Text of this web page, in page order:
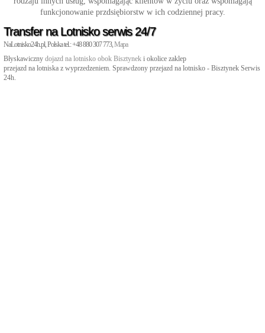
funkcjonowanie przdsiębiorstw w ich codziennej pracy.
Transfer na Lotnisko serwis 24/7
NaLotnisko24h.pl, Polska tel.: +48 880 307 773,Mapa
Błyskawiczny dojazd na lotnisko obok Bisztynek i okolice zaklep
przejazd na lotniska z wyprzedzeniem. Sprawdzony przejazd na lotnisko - Bisztynek Serwis
24h.